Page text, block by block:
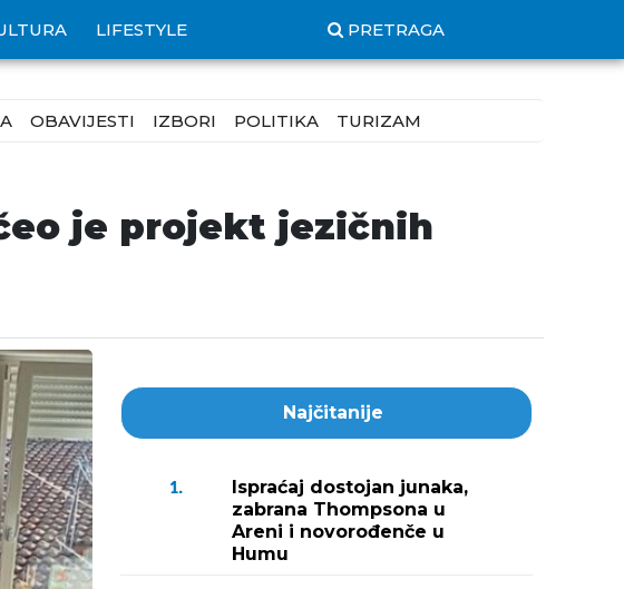
LIFESTYLE PRETRAGA
OBAVIJESTI IZBORI POLITIKA TURIZAM
je projekt jezičnih
Najčitanije
1.
Ispraćaj dostojan junaka,
zabrana Thompsona u
Areni i novorođenče u
Humu